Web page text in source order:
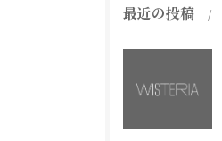
最近の投稿